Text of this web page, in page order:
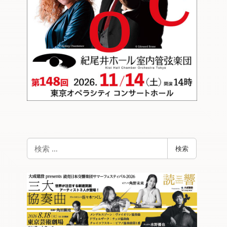
検
索
検索